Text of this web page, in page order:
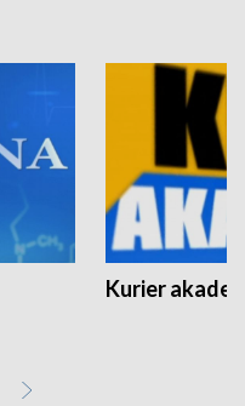
Kurier